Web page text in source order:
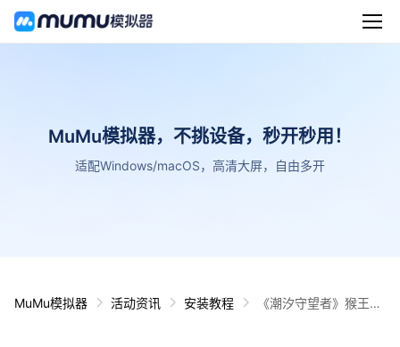
MuMu模拟器，不挑设备，秒开秒用！
适配Windows/macOS，高清大屏，自由多开
MuMu模拟器 活动资讯 安装教程
《潮汐守望者》猴王现